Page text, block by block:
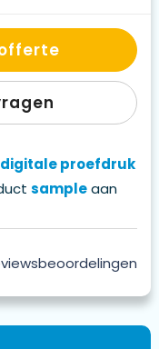
digitale proefdruk
sampleaan
beoordelingen